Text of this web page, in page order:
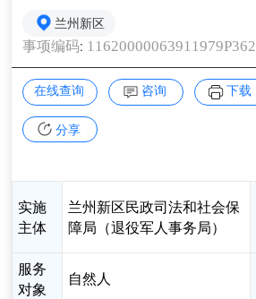
兰州新区
事项编码:
在线查询 咨询 下载
分享
实施
主体
兰州新区民政司法和社会保
障局（退役军人事务局）
服务
对象
自然人